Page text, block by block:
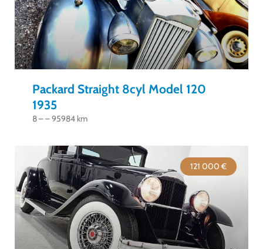
Packard Straight 8cyl Model 120
1935
8 – – 95984 km
121 000 €